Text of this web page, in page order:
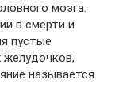
мозга.
в смерти и
пустые
называется